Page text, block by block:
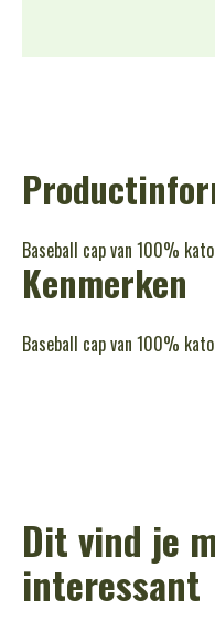
Baseball cap van 100%
Kenmerken
Baseball cap van 100%
Dit vind je
interessant